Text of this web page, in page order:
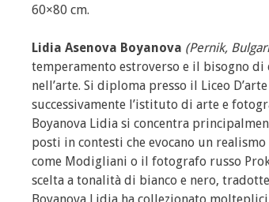
60×80 cm.
Lidia Asenova Boyanova (Pernik,
temperamento estroverso e il bisogno di
nell’arte. Si diploma presso il Liceo
successivamente l’istituto di arte e
Boyanova Lidia si concentra
posti in contesti che evocano un
come Modigliani o il fotografo russo
scelta a tonalità di bianco e nero,